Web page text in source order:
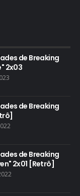
de Breaking
2x03
de Breaking
de Breaking
2x01 [Retrô]